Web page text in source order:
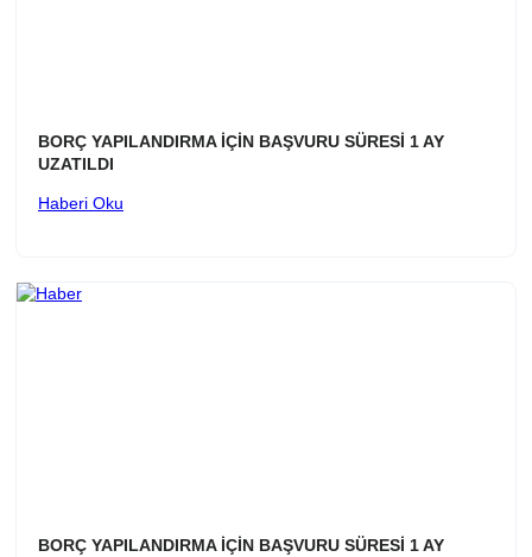
BORÇ YAPILANDIRMA İÇİN BAŞVURU SÜRESİ 1 AY
UZATILDI
Haberi Oku
BORÇ YAPILANDIRMA İÇİN BAŞVURU SÜRESİ 1 AY